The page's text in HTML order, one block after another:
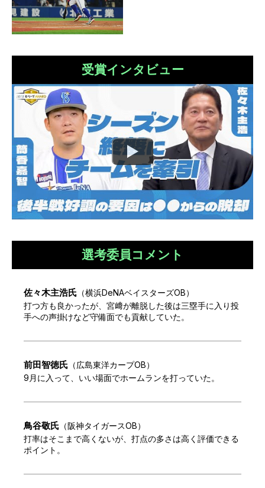
受賞インタビュー
選考委員コメント
佐々木主浩氏 （横浜DeNAベイスターズOB）
打つ方も良かったが、宮﨑が離脱した後は三塁手に入り投
手への声掛けなど守備面でも貢献していた。
前田智徳氏 （広島東洋カープOB）
9月に入って、いい場面でホームランを打っていた。
鳥谷敬氏 （阪神タイガースOB）
打率はそこまで高くないが、打点の多さは高く評価できる
ポイント。